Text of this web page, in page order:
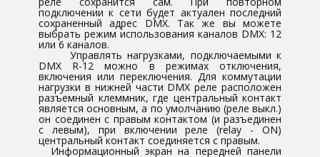
подключении к сети будет актуален последний
сохраненный адрес DMX. Так же вы можете
выбрать режим использования каналов DMX: 12
или 6 каналов.
Управлять нагрузками, подключаемыми к
DMX R-12 можно в режимах отключения,
включения или переключения. Для коммутации
нагрузки в нижней части DMX реле расположен
разъемный клеммник, где центральный контакт
является основным, а по умолчанию (реле выкл.)
он соединен с правым контактом (и разъединен
с левым), при включении реле (relay - ON)
центральный контакт соединяется с правым.
Информационный экран на передней панели